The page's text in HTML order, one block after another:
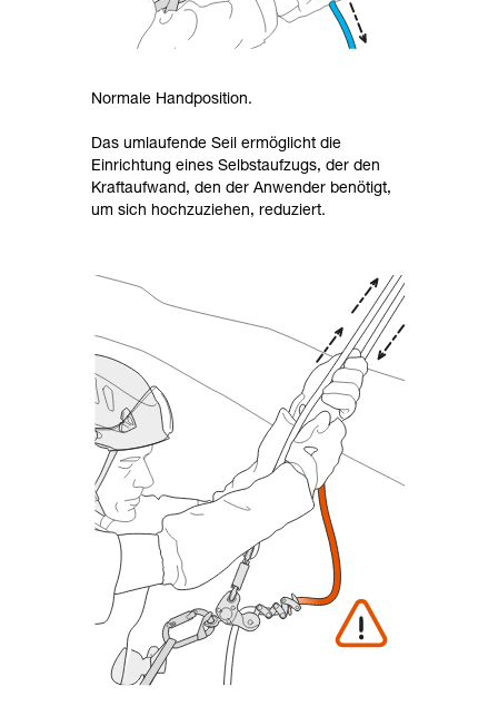
Normale Handposition.
Das umlaufende Seil ermöglicht die
Einrichtung eines Selbstaufzugs, der den
Kraftaufwand, den der Anwender benötigt,
um sich hochzuziehen, reduziert.